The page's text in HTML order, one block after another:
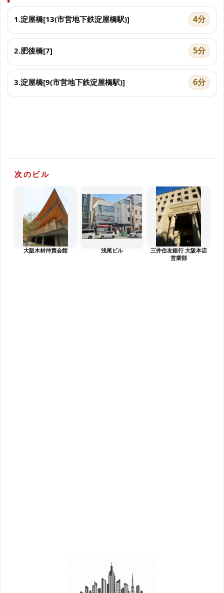
1.淀屋橋[13(市営地下鉄淀屋橋駅)] 4分
2.肥後橋[7] 5分
3.淀屋橋[9(市営地下鉄淀屋橋駅)] 6分
次のビル
大阪木材仲買会館 浅尾ビル
三井住友銀行 大阪本店
営業部